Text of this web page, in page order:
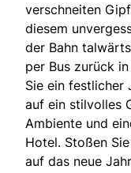
verschneiten
diesem
der Bahn
per Bus zurück
Sie ein festlicher
auf ein stilvolles
Ambiente und
Hotel. Stoßen
auf das neue